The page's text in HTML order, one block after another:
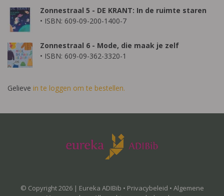
Zonnestraal 5 - DE KRANT: In de ruimte staren
• ISBN: 609-09-200-1400-7
Zonnestraal 6 - Mode, die maak je zelf
• ISBN: 609-09-362-3320-1
Gelieve in te loggen om te bestellen.
© Copyright 2026 | Eureka ADIBib • Privacybeleid • Algemene